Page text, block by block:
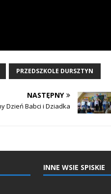
PRZEDSZKOLE DURSZTYN
NASTĘPNY
Dzień Babci i Dziadka
INNE WSIE SPISKIE